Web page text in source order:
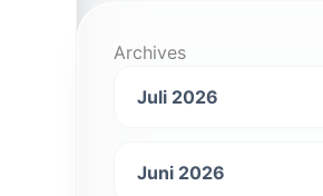
Archives
Juli 2026
Juni 2026